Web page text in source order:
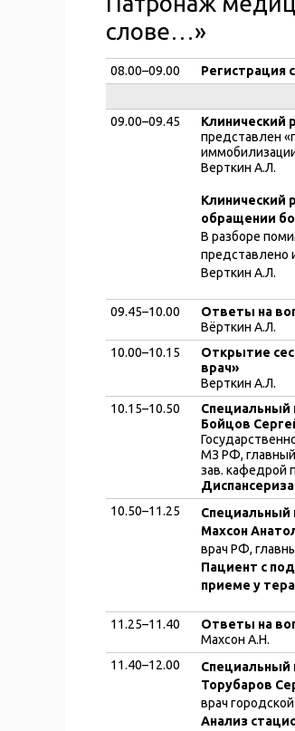
слове…»
08.00–09.00
Регистрация
09.00–09.45
Клинический
представлен
Верткин А.Л.
Клинический
обращении
В разборе
представлено
Верткин А.Л.
09.45–10.00
Ответы на
Вёрткин А.Л.
10.00–10.15
Открытие
врач»
Верткин А.Л.
10.15–10.50
Специальный
Бойцов
МЗ РФ,
зав. кафедрой
10.50–11.25
Специальный
Махсон
врач РФ,
Пациент с
приеме у
11.25–11.40
Ответы на
Махсон А.Н.
11.40–12.00
Специальный
Торубаров
врач
Анализ